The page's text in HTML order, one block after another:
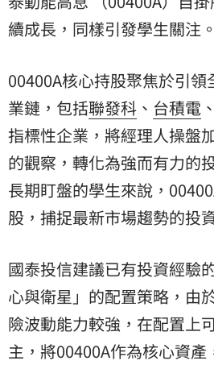
續成長，同樣引發學生關注。
00400A核心持股聚焦於引
業鏈，包括聯發科 、 台積電 、
指標性企業，將經理人操盤
的觀察，轉化為強而有力的
長期盯盤的學生來說，
股，捕捉最新市場趨勢的投
國泰投信建議已有投資經驗
心與衛星」的配置策略，由
險波動能力較強，在配置上
主，將00400A作為核心資